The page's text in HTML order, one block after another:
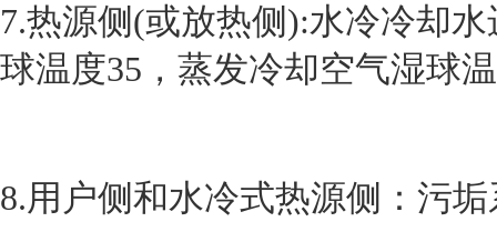
7.热源侧(或放热侧):水冷冷却
球温度35，蒸发冷却空气湿球
8.用户侧和水冷式热源侧：污